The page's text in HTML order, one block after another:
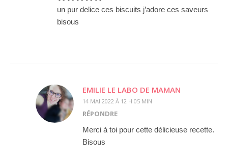
un pur delice ces biscuits j’adore ces saveurs
bisous
EMILIE LE LABO DE MAMAN
14 MAI 2022 À 12 H 05 MIN
RÉPONDRE
Merci à toi pour cette délicieuse recette.
Bisous